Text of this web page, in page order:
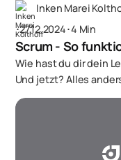
Inken Marei
･27.12.2024･4 Min
Scrum - So
Wie hast du dir dein
Und jetzt? Alles